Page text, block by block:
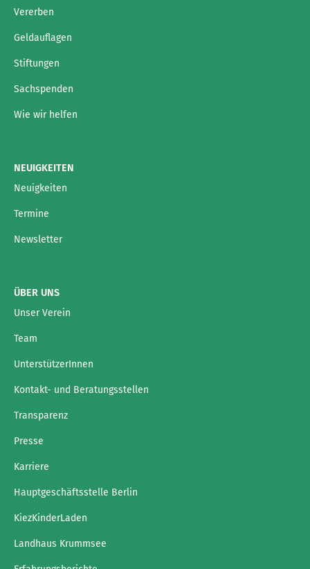
Vererben
Geldauflagen
Stiftungen
Sachspenden
Wie wir helfen
NEUIGKEITEN
Neuigkeiten
Termine
Newsletter
ÜBER UNS
Unser Verein
Team
UnterstützerInnen
Kontakt- und Beratungsstellen
Transparenz
Presse
Karriere
Hauptgeschäftsstelle Berlin
KiezKinderLaden
Landhaus Krummsee